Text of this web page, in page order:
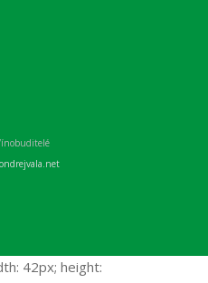
ondrejvala.net
42px; height: